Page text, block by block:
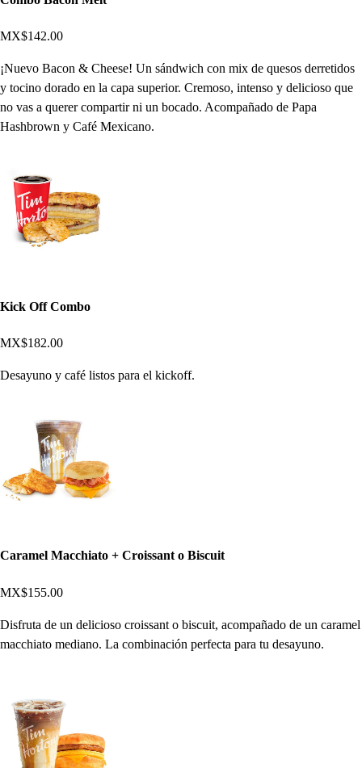
MX$142.00
¡Nuevo Bacon & Cheese! Un sándwich con mix de quesos derretidos
y tocino dorado en la capa superior. Cremoso, intenso y delicioso que
no vas a querer compartir ni un bocado. Acompañado de Papa
Hashbrown y Café Mexicano.
Kick Off Combo
MX$182.00
Desayuno y café listos para el kickoff.
Caramel Macchiato + Croissant o Biscuit
MX$155.00
Disfruta de un delicioso croissant o biscuit, acompañado de un caramel
macchiato mediano. La combinación perfecta para tu desayuno.